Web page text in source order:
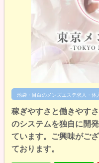
池袋・目白のメンズエステ求人・体
稼ぎやすさと働きやす
のシステムを独自に開
ています。ご興味がご
ております。